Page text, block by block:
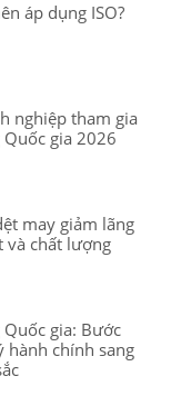
áp dụng ISO?
nghiệp tham gia
gia 2026
may giảm lãng
và chất lượng
gia: Bước
hành chính sang